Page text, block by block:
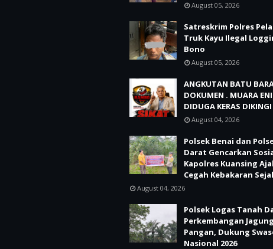
August 05, 2026
Satreskrim Polres
Truk Kayu Ilegal
Bono
August 05, 2026
ANGKUTAN BATU
DOKUMEN . MUARA
DIDUGA KERAS
August 04, 2026
Polsek Benai dan
Darat Gencarkan
Kapolres Kuansing
Cegah Kebakaran
August 04, 2026
Polsek Logas Tanah
Perkembangan
Pangan, Dukung
Nasional 2026